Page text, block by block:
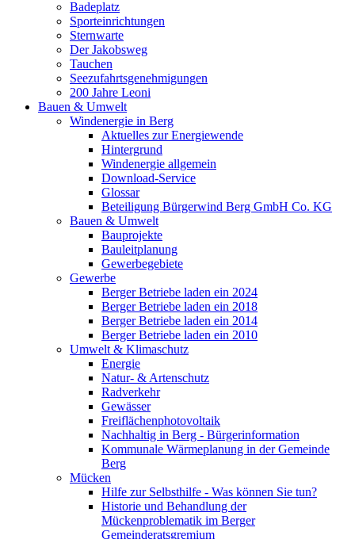
Badeplatz
Sporteinrichtungen
Sternwarte
Der Jakobsweg
Tauchen
Seezufahrtsgenehmigungen
200 Jahre Leoni
Bauen & Umwelt
Windenergie in Berg
Aktuelles zur Energiewende
Hintergrund
Windenergie allgemein
Download-Service
Glossar
Beteiligung Bürgerwind Berg GmbH Co. KG
Bauen & Umwelt
Bauprojekte
Bauleitplanung
Gewerbegebiete
Gewerbe
Berger Betriebe laden ein 2024
Berger Betriebe laden ein 2018
Berger Betriebe laden ein 2014
Berger Betriebe laden ein 2010
Umwelt & Klimaschutz
Energie
Natur- & Artenschutz
Radverkehr
Gewässer
Freiflächenphotovoltaik
Nachhaltig in Berg - Bürgerinformation
Kommunale Wärmeplanung in der Gemeinde
Berg
Mücken
Hilfe zur Selbsthilfe - Was können Sie tun?
Historie und Behandlung der
Mückenproblematik im Berger
Gemeinderatsgremium